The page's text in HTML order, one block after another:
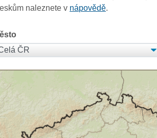
naleznete v nápovědě.